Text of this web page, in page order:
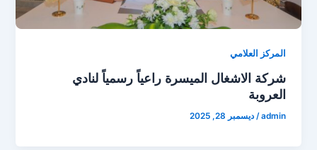
المركز العلامي
شركة الاشغال الميسرة راعياً رسمياً لنادي
العروبة
admin
/ديسمبر 28, 2025